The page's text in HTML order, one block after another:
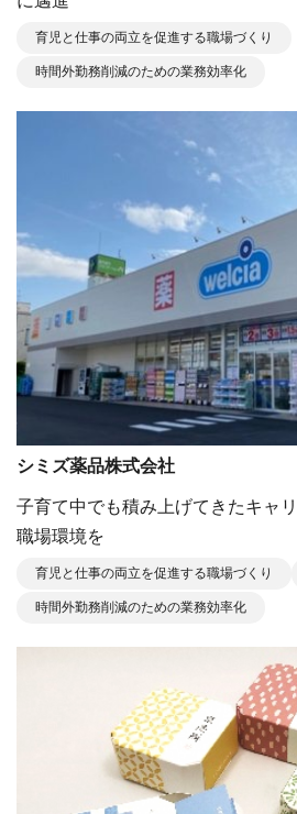
育児と仕事の両立を促進する職場づくり
時間外勤務削減のための業務効率化
シミズ薬品株式会社
⼦育て中でも積み上げてきたキャ
職場環境を
育児と仕事の両立を促進する職場づくり
時間外勤務削減のための業務効率化